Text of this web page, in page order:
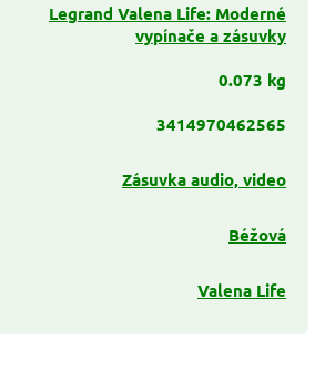
Legrand Valena Life: Moderné
vypínače a zásuvky
0.073 kg
3414970462565
Zásuvka audio, video
Béžová
Valena Life